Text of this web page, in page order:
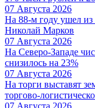
07 Августа 2026
На 88-м году ушел
Николай Марков
07 Августа 2026
На Северо-Западе
снизилось на 23%
07 Августа 2026
На торги выставят
торгово-
07 Августа 2026